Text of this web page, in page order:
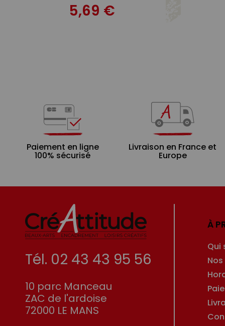
5,69 €
Paiement en ligne
100% sécurisé
Livraison en France et
Europe
Tél. 02 43 43 95 56
10 parc Manceau
ZAC de l'ardoise
72000 LE MANS
À
Qui